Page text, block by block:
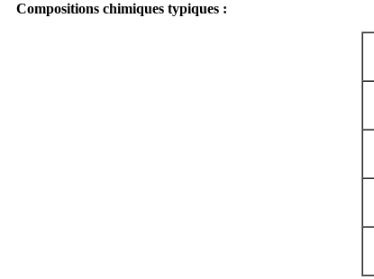
Compositions chimiques typiques :